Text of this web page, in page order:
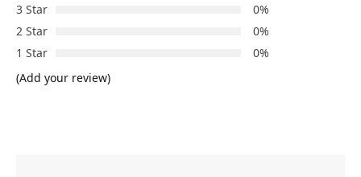
3 Star
0%
2 Star
0%
1 Star
0%
(Add your review)